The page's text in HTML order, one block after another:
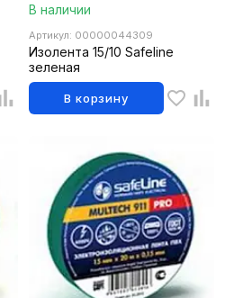
В наличии
Артикул: 00000044309
Изолента 15/10 Safeline
зеленая
В корзину